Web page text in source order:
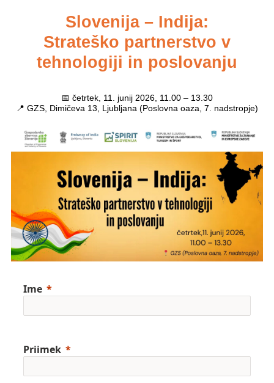
Slovenija – Indija:
Strateško partnerstvo v
tehnologiji in poslovanju
📅 četrtek, 11. junij 2026, 11.00 – 13.30
📍 GZS, Dimičeva 13, Ljubljana (Poslovna oaza, 7. nadstropje)
Ime
Priimek